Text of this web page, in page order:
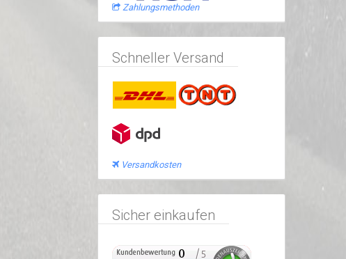
Zahlungsmethoden
Schneller Versand
Versandkosten
Sicher einkaufen